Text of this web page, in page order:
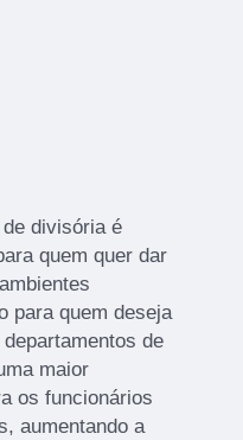
divisória é
quem quer dar
para quem deseja
de
maior
os funcionários
aumentando a